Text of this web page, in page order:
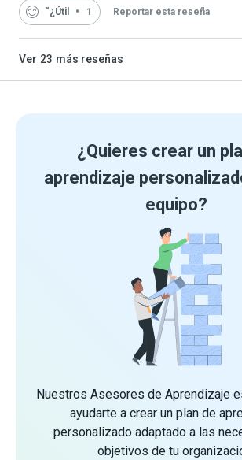
“¿Útil 1 Reportar esta reseña
Ver 23 más reseñas
¿Quieres crear un
aprendizaje
equipo?
Nuestros Asesores de Aprendizaje
ayudarte a crear un plan de
personalizado adaptado a las
objetivos de tu